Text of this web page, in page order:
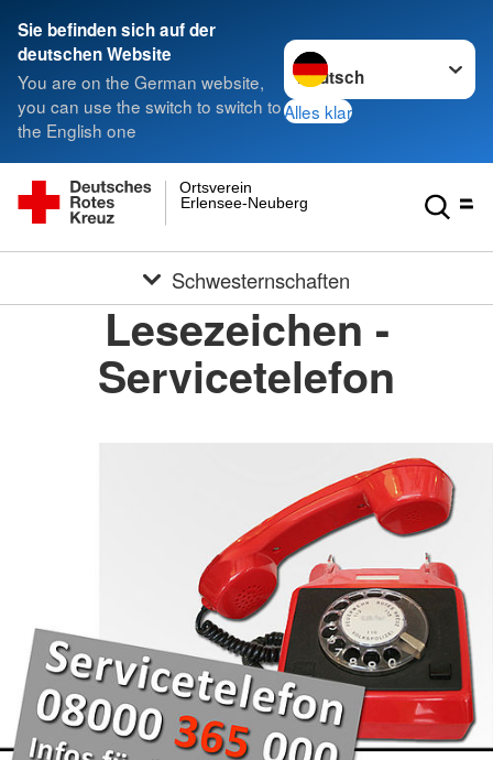
Sie befinden sich auf der
deutschen Website
You are on the German website,
you can use the switch to switch to
the English one
Sprache wechseln zu
Alles klar
Erlensee-Neuberg
Ortsverein
Schwesternschaften
Lesezeichen -
Servicetelefon